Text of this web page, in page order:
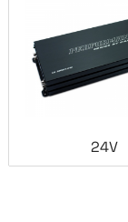
24V